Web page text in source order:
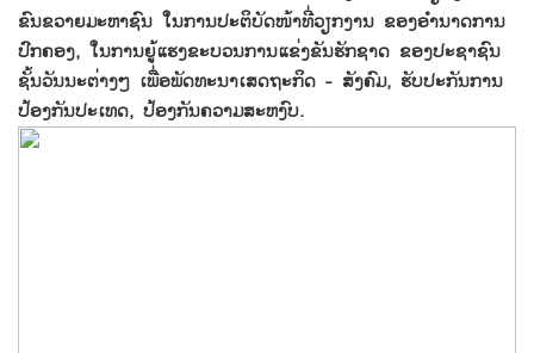
ຂົນຂວາຍ​ມະຫາຊົນ ​ໃນ​ການ​ປະຕິບັດ​ໜ້າທີ່ວຽກງານ​ ຂອງ​ອຳນາດ​ການ​
ປົກຄອງ, ​ໃນ​ການ​ຍູ້​​ແຮງ​ຂະ​ບວນການ​ແຂ່ງຂັນ​ຮັກ​ຊາດ ຂອງ​ປະຊາຊົນ​
ຊັ້ນ​ວັນນະ​ຕ່າງໆ​ ເພື່ອພັດທະນາ​ເສດຖະກິດ - ສັງຄົມ, ຮັບປະກັນ​ການ​
ປ້ອງ​ກັນ​ປະ​ເທດ, ປ້ອງ​ກັນ​ຄວາມ​ສະຫງົບ.